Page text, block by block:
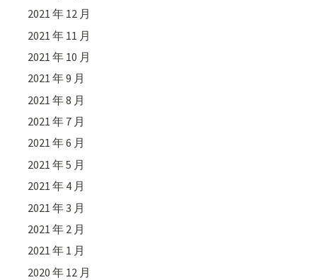
2021 年 12 月
2021 年 11 月
2021 年 10 月
2021 年 9 月
2021 年 8 月
2021 年 7 月
2021 年 6 月
2021 年 5 月
2021 年 4 月
2021 年 3 月
2021 年 2 月
2021 年 1 月
2020 年 12 月